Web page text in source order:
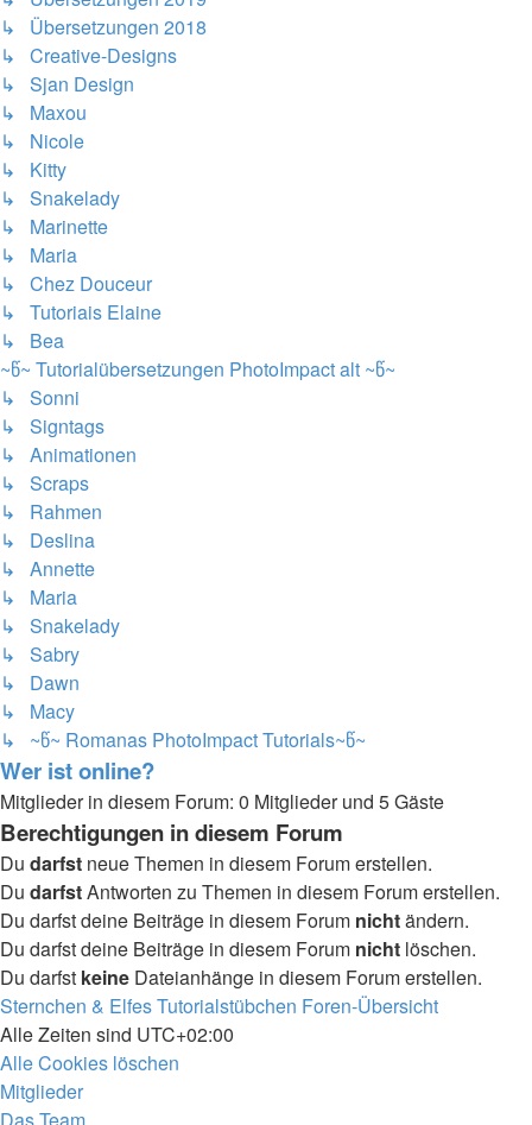
↳ Übersetzungen 2018
↳ Creative-Designs
↳ Sjan Design
↳ Maxou
↳ Nicole
↳ Kitty
↳ Snakelady
↳ Marinette
↳ Maria
↳ Chez Douceur
↳ Tutoriais Elaine
↳ Bea
~წ~ Tutorialübersetzungen PhotoImpact alt ~წ~
↳ Sonni
↳ Signtags
↳ Animationen
↳ Scraps
↳ Rahmen
↳ Deslina
↳ Annette
↳ Maria
↳ Snakelady
↳ Sabry
↳ Dawn
↳ Macy
↳ ~წ~ Romanas PhotoImpact Tutorials~წ~
Wer ist online?
Mitglieder in diesem Forum: 0 Mitglieder und 5 Gäste
Berechtigungen in diesem Forum
Du darfst neue Themen in diesem Forum erstellen.
Du darfstAntworten zu Themen in diesem Forum erstellen.
Du darfst deine Beiträge in diesem Forum nichtändern.
Du darfst deine Beiträge in diesem Forum nicht löschen.
Du darfst keine Dateianhänge in diesem Forum erstellen.
Sternchen & Elfes Tutorialstübchen Foren-Übersicht
Alle Zeiten sind UTC+02:00
Alle Cookies löschen
Mitglieder